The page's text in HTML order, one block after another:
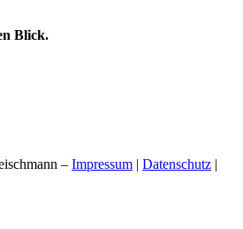
Blick.
– Impressum | Datenschutz |